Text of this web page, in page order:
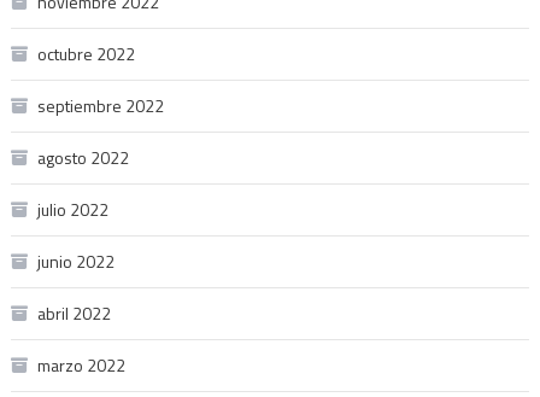
octubre 2022
septiembre 2022
agosto 2022
julio 2022
junio 2022
abril 2022
marzo 2022